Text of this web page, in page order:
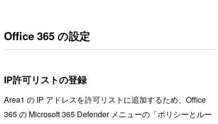
Office 365 の設定
IP許可リストの登録
Area1 の IP アドレスを許可リストに追加するため、Office
365 の Microsoft 365 Defender メニューの「ポリシーとルー